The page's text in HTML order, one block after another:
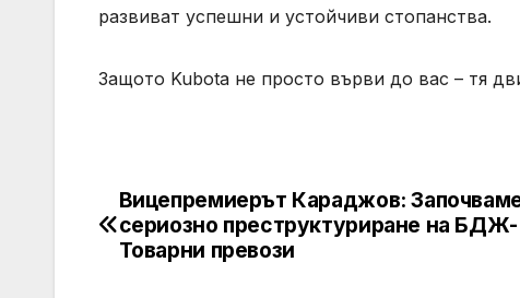
развиват успешни и устойчиви стопанства.
Защото Kubota не просто върви до вас – тя
Post
navigation
Вицепремиерът Караджов:
сериозно преструктуриране на БДЖ-
Товарни превози